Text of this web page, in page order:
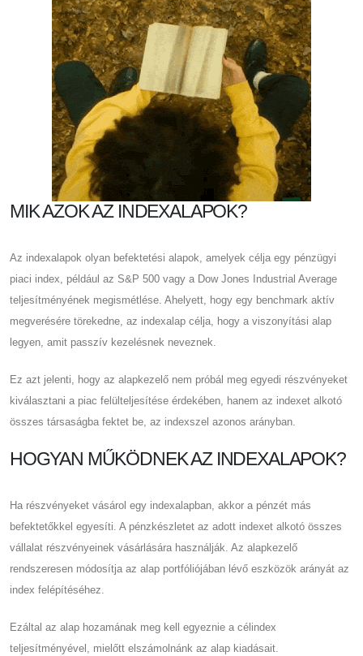
MIK AZOK AZ INDEXALAPOK?
Az indexalapok olyan befektetési alapok, amelyek célja egy pénzügyi
piaci index, például az S&P 500 vagy a Dow Jones Industrial Average
teljesítményének megismétlése. Ahelyett, hogy egy benchmark aktív
megverésére törekedne, az indexalap célja, hogy a viszonyítási alap
legyen, amit passzív kezelésnek neveznek.
Ez azt jelenti, hogy az alapkezelő nem próbál meg egyedi részvényeket
kiválasztani a piac felülteljesítése érdekében, hanem az indexet alkotó
összes társaságba fektet be, az indexszel azonos arányban.
HOGYAN MŰKÖDNEK AZ INDEXALAPOK?
Ha részvényeket vásárol egy indexalapban, akkor a pénzét más
befektetőkkel egyesíti. A pénzkészletet az adott indexet alkotó összes
vállalat részvényeinek vásárlására használják. Az alapkezelő
rendszeresen módosítja az alap portfóliójában lévő eszközök arányát az
index felépítéséhez.
Ezáltal az alap hozamának meg kell egyeznie a célindex
teljesítményével, mielőtt elszámolnánk az alap kiadásait.